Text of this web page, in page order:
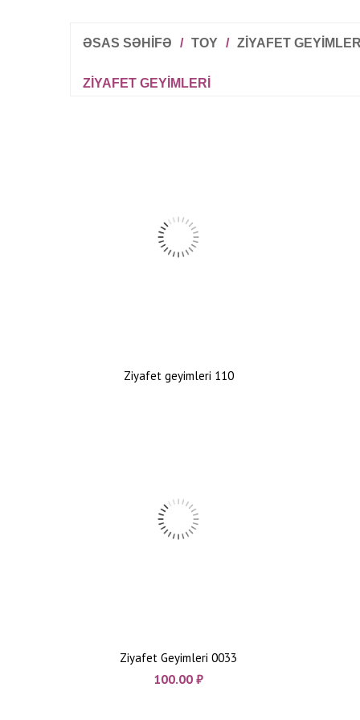
ƏSAS SƏHİFƏ / TOY / ZIYAFET
ZIYAFET GEYIMLERI
Ziyafet geyimleri 110
Ziyafet Geyimleri 0033
100.00 ₼